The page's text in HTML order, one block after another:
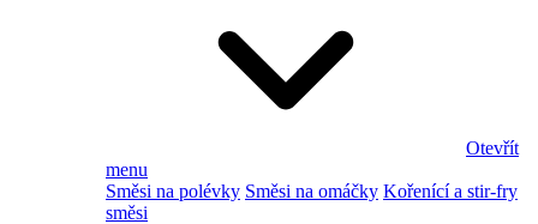
Otevřít
menu
Směsi na polévky Směsi na omáčky Kořenící a stir-fry
směsi